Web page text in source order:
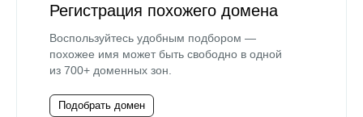
Регистрация похожего домена
Воспользуйтесь удобным подбором —
похожее имя может быть свободно в одной
из 700+ доменных зон.
Подобрать домен